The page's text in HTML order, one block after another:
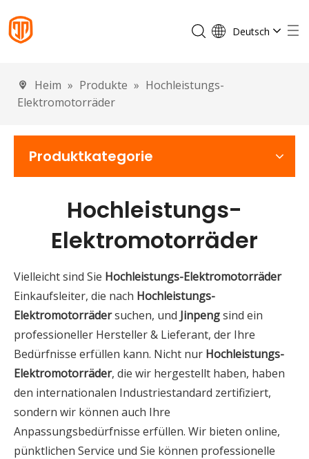
Deutsch
Heim » Produkte » Hochleistungs-
Elektromotorräder
Hochleistungs-
Elektromotorräder
Vielleicht sind Sie Hochleistungs-Elektromotorräder
Einkaufsleiter, die nach Hochleistungs-
Elektromotorrädersuchen, und Jinpengsind ein
professioneller Hersteller & Lieferant, der Ihre
Bedürfnisse erfüllen kann. Nicht nur Hochleistungs-
Elektromotorräder, die wir hergestellt haben, haben
den internationalen Industriestandard zertifiziert,
sondern wir können auch Ihre
Anpassungsbedürfnisse erfüllen. Wir bieten online,
pünktlichen Service und Sie können professionelle
Produktkategorie